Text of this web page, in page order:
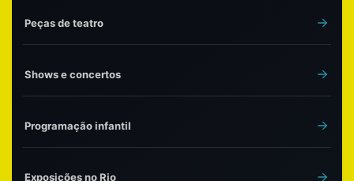
Peças de teatro
Shows e concertos
Programação infantil
Exposições no Rio